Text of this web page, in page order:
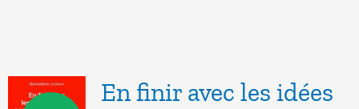
En finir avec les idées